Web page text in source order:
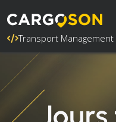
Transport